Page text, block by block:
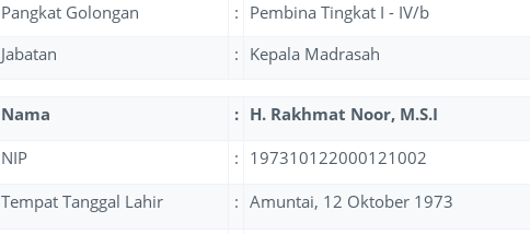
Pangkat Golongan
: Pembina Tingkat I - IV/b
Jabatan
: Kepala Madrasah
Nama : H. Rakhmat Noor, M.S.I
NIP
: 197310122000121002
Tempat Tanggal Lahir
: Amuntai, 12 Oktober 1973